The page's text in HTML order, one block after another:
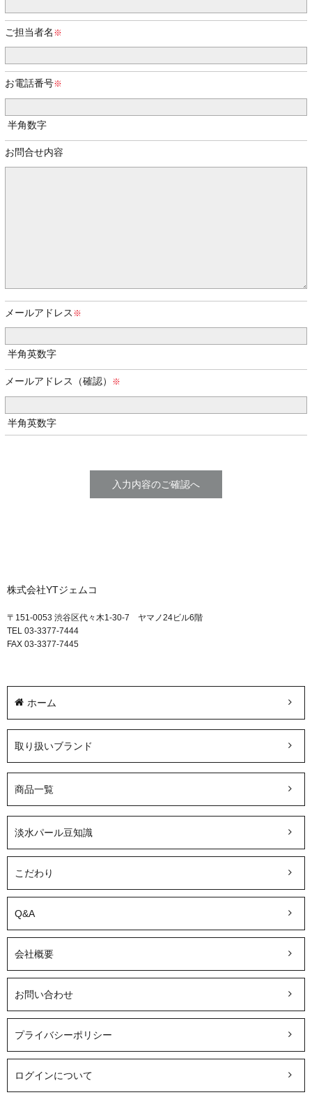
ご担当者名
お電話番号
半角数字
お問合せ内容
メールアドレス
半角英数字
メールアドレス（確認）
半角英数字
株式会社YTジェムコ
〒151-0053 渋谷区代々木1-30-7 ヤマノ24ビル6階
TEL 03-3377-7444
FAX 03-3377-7445
ホーム
取り扱いブランド
商品一覧
淡水パール豆知識
こだわり
Q&A
会社概要
お問い合わせ
プライバシーポリシー
ログインについて